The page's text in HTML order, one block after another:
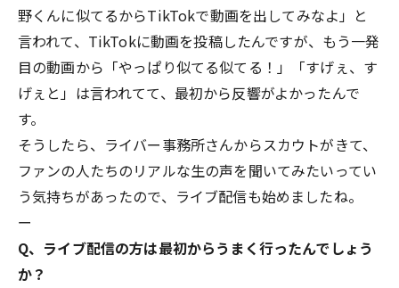
野くんに似てるからTikTokで動画を出してみなよ」と
言われて、TikTokに動画を投稿したんですが、もう一発
目の動画から「やっぱり似てる似てる！」「すげぇ、す
げぇと」は言われてて、最初から反響がよかったんで
す。
そうしたら、ライバー事務所さんからスカウトがきて、
ファンの人たちのリアルな生の声を聞いてみたいってい
う気持ちがあったので、ライブ配信も始めましたね。
ー
Q、ライブ配信の方は最初からうまく行ったんでしょう
か？